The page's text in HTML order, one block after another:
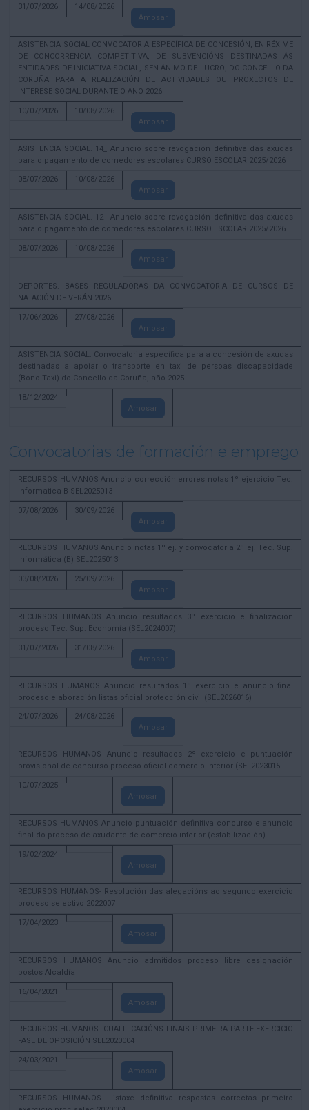
31/07/2026
14/08/2026
Amosar
ASISTENCIA SOCIAL CONVOCATORIA ESPECÍFICA DE CONCESIÓN, EN RÉXIME
DE CONCORRENCIA COMPETITIVA, DE SUBVENCIÓNS DESTINADAS ÁS
ENTIDADES DE INICIATIVA SOCIAL, SEN ÁNIMO DE LUCRO, DO CONCELLO DA
CORUÑA PARA A REALIZACIÓN DE ACTIVIDADES OU PROXECTOS DE
INTERESE SOCIAL DURANTE O ANO 2026
10/07/2026
10/08/2026
Amosar
ASISTENCIA SOCIAL. 14_ Anuncio sobre revogación definitiva das axudas
para o pagamento de comedores escolares CURSO ESCOLAR 2025/2026
08/07/2026
10/08/2026
Amosar
ASISTENCIA SOCIAL. 12_ Anuncio sobre revogación definitiva das axudas
para o pagamento de comedores escolares CURSO ESCOLAR 2025/2026
08/07/2026
10/08/2026
Amosar
DEPORTES. BASES REGULADORAS DA CONVOCATORIA DE CURSOS DE
NATACIÓN DE VERÁN 2026
17/06/2026
27/08/2026
Amosar
ASISTENCIA SOCIAL. Convocatoria específica para a concesión de axudas
destinadas a apoiar o transporte en taxi de persoas discapacidade
(Bono-Taxi) do Concello da Coruña, año 2025
18/12/2024
Amosar
Convocatorias de formación e emprego
RECURSOS HUMANOS Anuncio corrección errores notas 1º ejercicio Tec.
Informatica B SEL2025013
07/08/2026
30/09/2026
Amosar
RECURSOS HUMANOS Anuncio notas 1º ej. y convocatoria 2º ej. Tec. Sup.
Informática (B) SEL2025013
03/08/2026
25/09/2026
Amosar
RECURSOS HUMANOS Anuncio resultados 3º exercicio e finalización
proceso Tec. Sup. Economía (SEL2024007)
31/07/2026
31/08/2026
Amosar
RECURSOS HUMANOS Anuncio resultados 1º exercicio e anuncio final
proceso elaboración listas oficial protección civil (SEL2026016)
24/07/2026
24/08/2026
Amosar
RECURSOS HUMANOS Anuncio resultados 2º exercicio e puntuación
provisional de concurso proceso oficial comercio interior (SEL2023015
10/07/2025
Amosar
RECURSOS HUMANOS Anuncio puntuación definitiva concurso e anuncio
final do proceso de axudante de comercio interior (estabilización)
19/02/2024
Amosar
RECURSOS HUMANOS- Resolución das alegacións ao segundo exercicio
proceso selectivo 2022007
17/04/2023
Amosar
RECURSOS HUMANOS Anuncio admitidos proceso libre designación
postos Alcaldía
16/04/2021
Amosar
RECURSOS HUMANOS- CUALIFICACIÓNS FINAIS PRIMEIRA PARTE EXERCICIO
FASE DE OPOSICIÓN SEL2020004
24/03/2021
Amosar
RECURSOS HUMANOS- Listaxe definitiva respostas correctas primeiro